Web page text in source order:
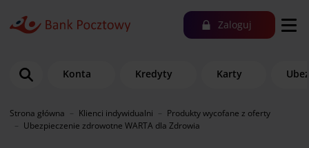
Zaloguj
Konta Kredyty Karty
Strona główna Klienci indywidualni
Produkty wycofane z oferty
Ubezpieczenie zdrowotne WARTA dla Zdrowia